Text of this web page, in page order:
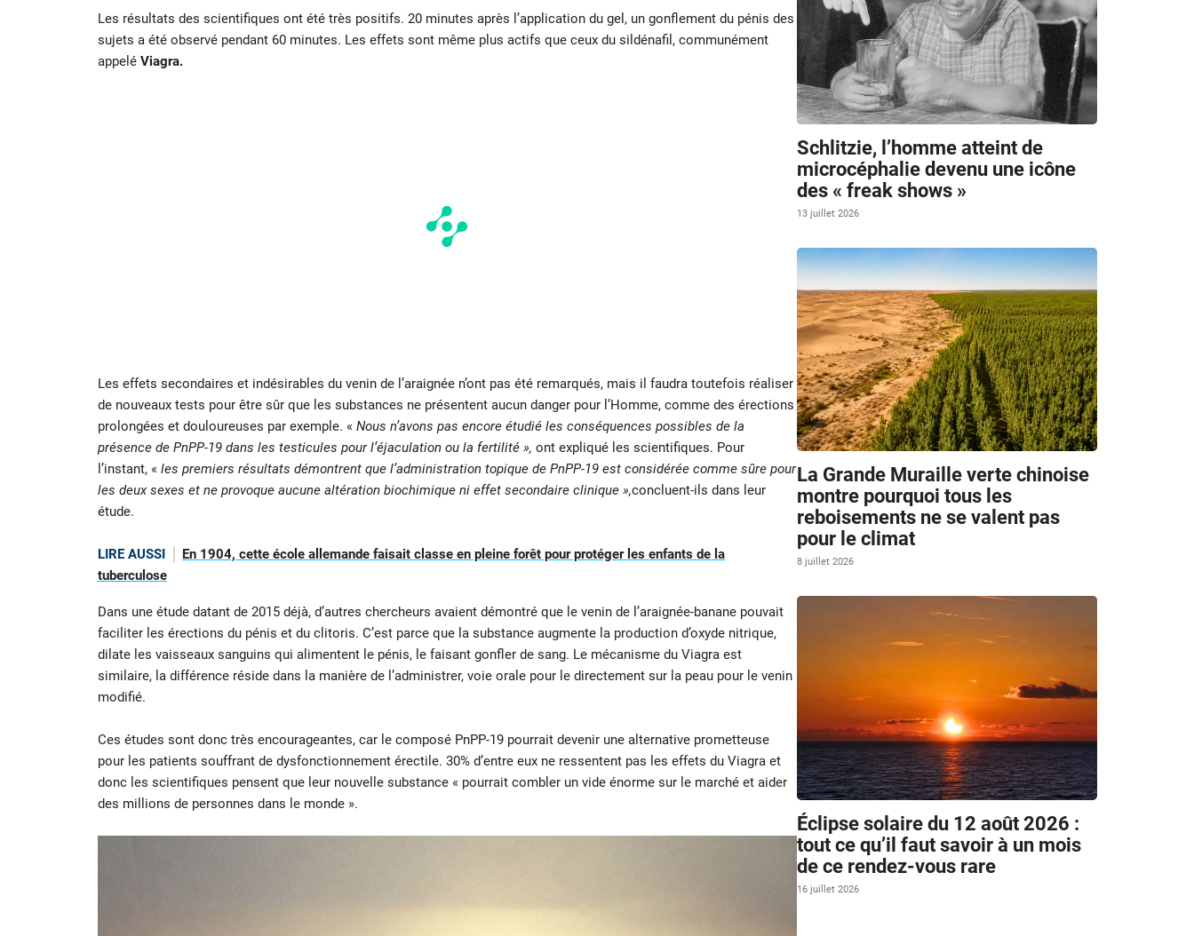
Les résultats des scientifiques ont été très positifs. 20 minutes après l’application du gel, un gonflement du pénis des
sujets a été observé pendant 60 minutes. Les effets sont même plus actifs que ceux du sildénafil, communément
appelé Viagra.
Les effets secondaires et indésirables du venin de l’araignée n’ont pas été remarqués, mais il faudra toutefois réaliser
de nouveaux tests pour être sûr que les substances ne présentent aucun danger pour l’Homme, comme des érections
prolongées et douloureuses par exemple. « Nous n’avons pas encore étudié les conséquences possibles de la
présence de PnPP-19 dans les testicules pour l’éjaculation ou la fertilité », ont expliqué les scientifiques. Pour
l’instant, « les premiers résultats démontrent que l’administration topique de PnPP-19 est considérée comme sûre pour
les deux sexes et ne provoque aucune altération biochimique ni effet secondaire clinique »,concluent-ils dans leur
étude.
LIRE AUSSI
En 1904, cette école allemande faisait classe en pleine forêt pour protéger les enfants de la
tuberculose
Dans une étude datant de 2015 déjà, d’autres chercheurs avaient démontré que le venin de l’araignée-banane pouvait
faciliter les érections du pénis et du clitoris. C’est parce que la substance augmente la production d’oxyde nitrique,
dilate les vaisseaux sanguins qui alimentent le pénis, le faisant gonfler de sang. Le mécanisme du Viagra est
similaire, la différence réside dans la manière de l’administrer, voie orale pour le directement sur la peau pour le venin
modifié.
Ces études sont donc très encourageantes, car le composé PnPP-19 pourrait devenir une alternative prometteuse
pour les patients souffrant de dysfonctionnement érectile. 30% d’entre eux ne ressentent pas les effets du Viagra et
donc les scientifiques pensent que leur nouvelle substance « pourrait combler un vide énorme sur le marché et aider
des millions de personnes dans le monde ».
Schlitzie, l’homme atteint de
microcéphalie devenu une icône
des « freak shows »
13 juillet 2026
La Grande Muraille verte chinoise
montre pourquoi tous les
reboisements ne se valent pas
pour le climat
8 juillet 2026
Éclipse solaire du 12 août 2026 :
tout ce qu’il faut savoir à un mois
de ce rendez-vous rare
16 juillet 2026